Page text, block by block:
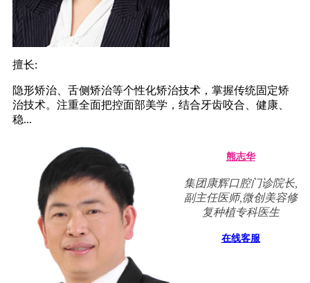
擅长:
隐形矫治、舌侧矫治等个性化矫治技术，掌握传统固定矫
治技术。注重全面把控面部美学，结合牙齿咬合、健康、
稳...
熊志华
集团康辉口腔门诊院长,
副主任医师,微创美容修
复种植专科医生
在线客服